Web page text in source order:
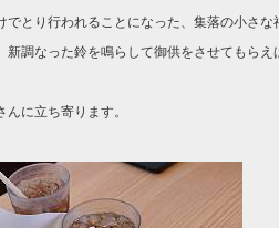
でとり行われることになった、集落の小さな
新調なった鈴を鳴らして御供をさせてもらえ
に立ち寄ります。